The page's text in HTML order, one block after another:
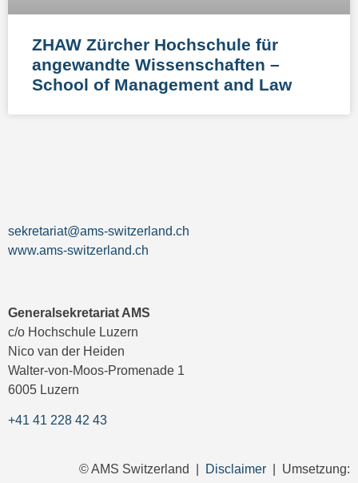
ZHAW Zürcher Hochschule für
angewandte Wissenschaften –
School of Management and Law
sekretariat@ams-switzerland.ch
www.ams-switzerland.ch
Generalsekretariat AMS
c/o Hochschule Luzern
Nico van der Heiden
Walter-von-Moos-Promenade 1
6005 Luzern
+41 41 228 42 43
© AMS Switzerland | Disclaimer | Umsetzung: